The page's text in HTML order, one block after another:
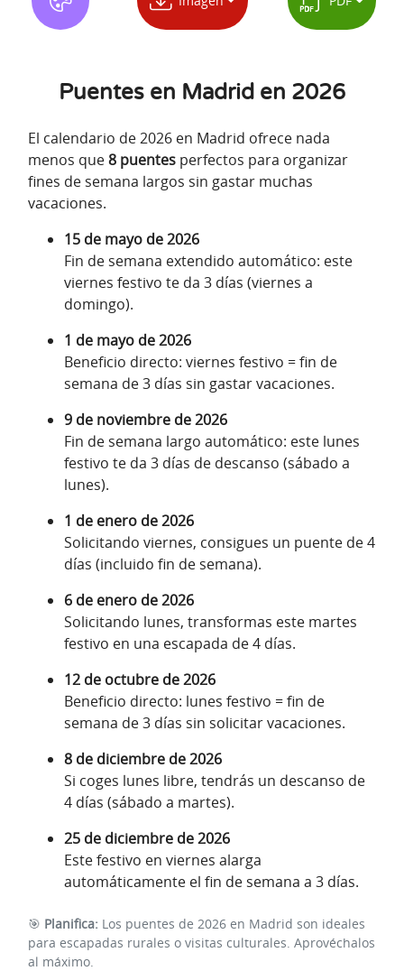
Puentes en Madrid en 2026
El calendario de 2026 en Madrid ofrece nada
menos que8 puentes perfectos para organizar
fines de semana largos sin gastar muchas
vacaciones.
15 de mayo de 2026
Fin de semana extendido automático: este
viernes festivo te da 3 días (viernes a
domingo).
1 de mayo de 2026
Beneficio directo: viernes festivo = fin de
semana de 3 días sin gastar vacaciones.
9 de noviembre de 2026
Fin de semana largo automático: este lunes
festivo te da 3 días de descanso (sábado a
lunes).
1 de enero de 2026
Solicitando viernes, consigues un puente de 4
días (incluido fin de semana).
6 de enero de 2026
Solicitando lunes, transformas este martes
festivo en una escapada de 4 días.
12 de octubre de 2026
Beneficio directo: lunes festivo = fin de
semana de 3 días sin solicitar vacaciones.
8 de diciembre de 2026
Si coges lunes libre, tendrás un descanso de
4 días (sábado a martes).
25 de diciembre de 2026
Este festivo en viernes alarga
automáticamente el fin de semana a 3 días.
🎯 Planifica: Los puentes de 2026 en Madrid son ideales
para escapadas rurales o visitas culturales. Aprovéchalos
al máximo.